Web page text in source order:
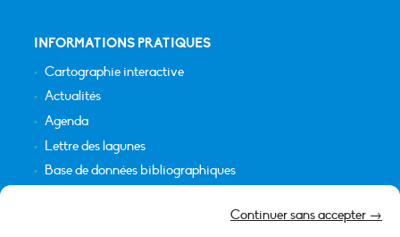
Continuer sans accepter →
INFORMATIONS PRATIQUES
Cartographie interactive
Actualités
Agenda
Lettre des lagunes
Base de données bibliographiques